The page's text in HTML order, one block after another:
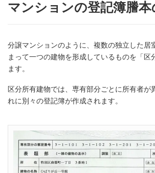
マンションの登記簿謄本
分譲マンションのように、複数の独立した居
まって一つの建物を形成しているものを「区
ます。
区分所有建物では、専有部分ごとに所有者が
れに別々の登記簿が作成されます。